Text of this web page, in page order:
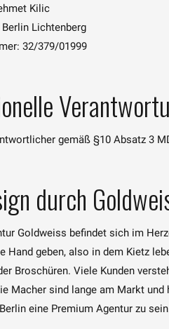
Kilic
Lichtenberg
32/379/01999
gemäß §10 Absatz 3
durch
Goldweiss befindet sich im
Hand geben, also in dem Kietz
Broschüren. Viele Kunden
Macher sind lange am Markt
eine Premium Agentur zu